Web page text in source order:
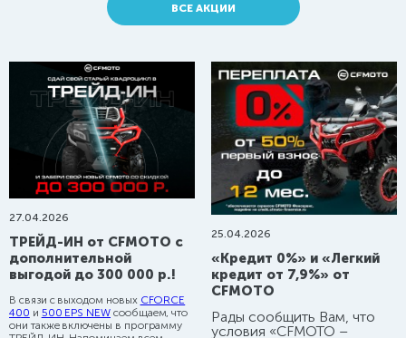
базовые цвета
Защиты днища и бамперы
Выносы
Кофры
Канистры
Разное
Отвал для снега универсальный
33415 руб.
Отвал для снега универсальный
арт: 40.0700V1
ВСЕ АКЦИИ
27.04.2026
ТРЕЙД-ИН от CFMOTO с
дополнительной
выгодой до 300 000 р.!
В связи с выходом новых CFORCE
400 и 500 EPS NEW сообщаем, что
они также включены в программу
25.04.2026
«Кредит 0%» и «Легкий
кредит от 7,9%» от
CFMOTO
Рады сообщить Вам, что
условия «CFMOTO –